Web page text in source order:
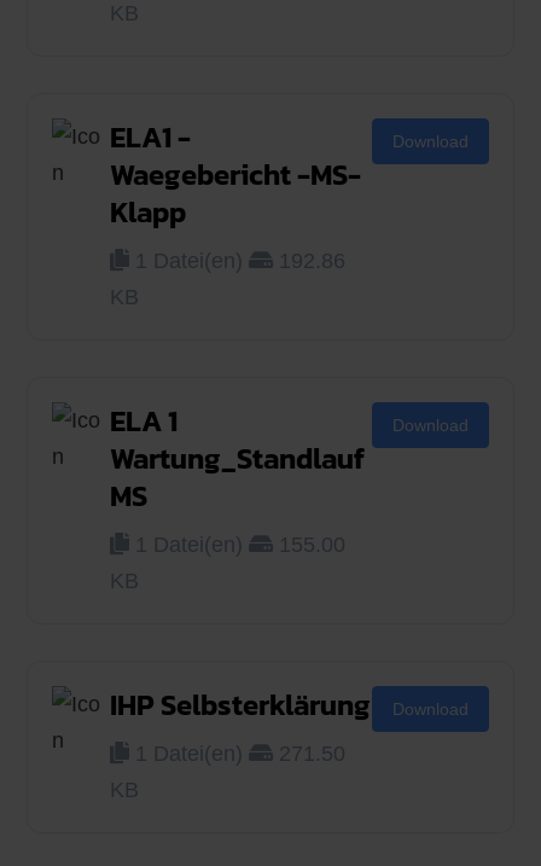
KB
ELA1 -
Waegebericht -MS-
Klapp
1 Datei(en)
192.86
KB
Download
ELA 1
Wartung_Standlauf
MS
1 Datei(en)
155.00
KB
Download
IHP Selbsterklärung
1 Datei(en)
271.50
KB
Download